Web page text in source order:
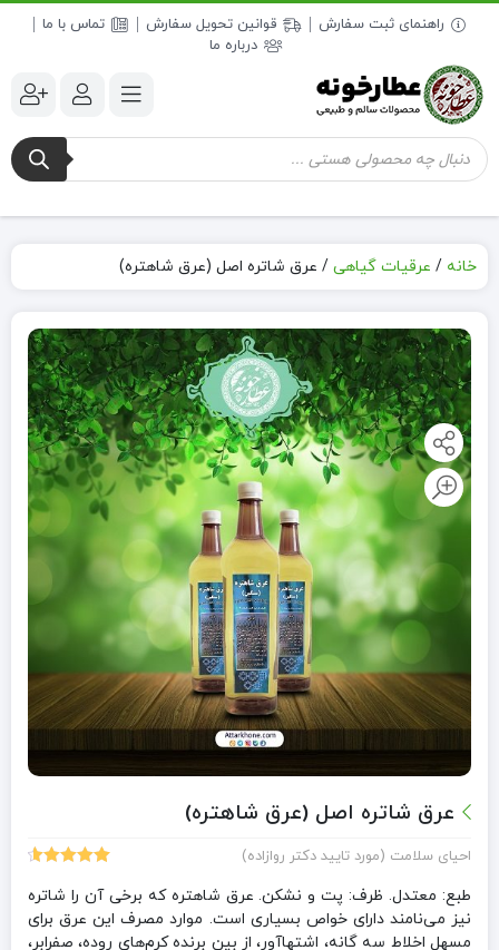
راهنمای ثبت سفارش قوانین تحویل سفارش
تماس با ما
درباره ما
جستجوی
محصولات
خانه / عرقیات گیاهی / عرق شاتره اصل (عرق شاهتره)
عرق شاتره اصل (عرق شاهتره)
احیای سلامت (مورد تایید دکتر روازاده)
4.67
از 5
امتیازدهی
مشتری
طبع: معتدل. ظرف: پت و نشکن. عرق شاهتره که برخی آن را شاتره
نیز می‌نامند دارای خواص بسیاری است. موارد مصرف این عرق برای
مسهل اخلاط سه گانه، اشتهاآور، از بین برنده کرم‌های روده، صفرابر،